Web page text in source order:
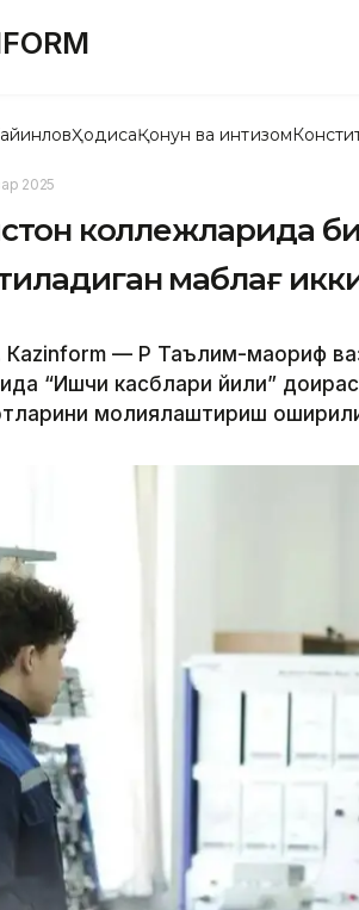
ҲодисаҚонун ва интизом
2025
коллежларида
маблағ
Кazinform — ҚР Таълим-маориф
“Ишчи касблари йили”
молиялаштириш